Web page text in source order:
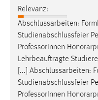
Relevanz:
Abschlussarbeiten:
Studienabschlussfeier
Professor Innen
Lehrbeauftragte
[...] Abschlussarbeiten:
Studienabschlussfeier
Professor Innen